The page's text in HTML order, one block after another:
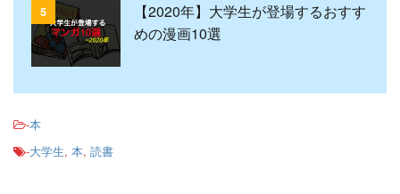
5
【2020年】大学生が登場するおすす
めの漫画10選
-本
-大学生, 本, 読書